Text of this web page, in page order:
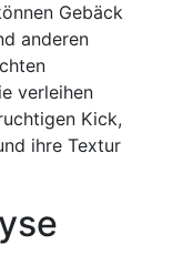
Gebäck
anderen
verleihen
Kick,
ihre Textur